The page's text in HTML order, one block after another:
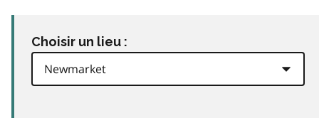
Choisir un lieu :